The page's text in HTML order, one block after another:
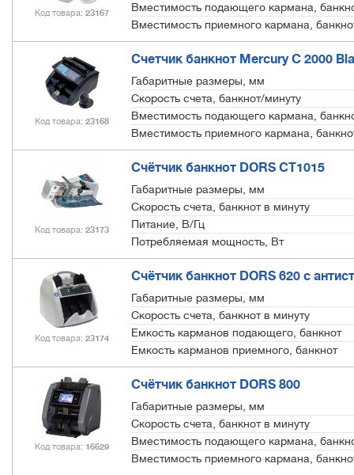
Код товара 23167
Вместимость подающего кармана,
Вместимость приемного кармана,
Код товара 23168
Счетчик банкнот Mercury C 2000
Габаритные размеры, мм
Скорость счета, банкнот/минуту
Вместимость подающего кармана,
Вместимость приемного кармана,
Код товара 23173
Счётчик банкнот DORS СТ1015
Габаритные размеры, мм
Скорость счета, банкнот в минуту
Питание, В/Гц
Потребляемая мощность, Вт
Код товара 23174
Счётчик банкнот DORS 620 с
Габаритные размеры, мм
Скорость счета, банкнот в минуту
Емкость карманов подающего, банкнот
Емкость карманов приемного, банкнот
Код товара 16629
Счётчик банкнот DORS 800
Габаритные размеры, мм
Скорость счета, банкнот в минуту
Вместимость подающего кармана,
Вместимость приемного кармана,